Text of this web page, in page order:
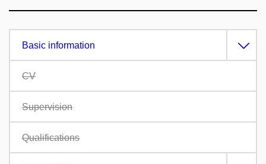
Basic information
CV
Supervision
Qualifications